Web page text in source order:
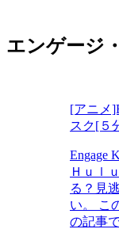
エンゲージ
[アニメ
スク[５
Engage
Ｈｕｌ
る？見
い。 こ
の記事